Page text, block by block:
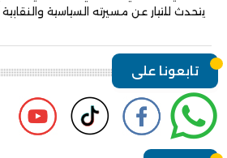
يتحدث للتيار عن مسيرته السياسية والنقابية
تابعونا على